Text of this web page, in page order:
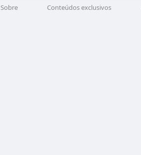
Sobre Conteúdos exclusivos